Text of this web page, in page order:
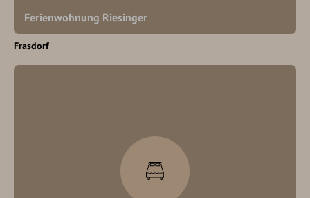
Ferienwohnung Riesinger
Frasdorf